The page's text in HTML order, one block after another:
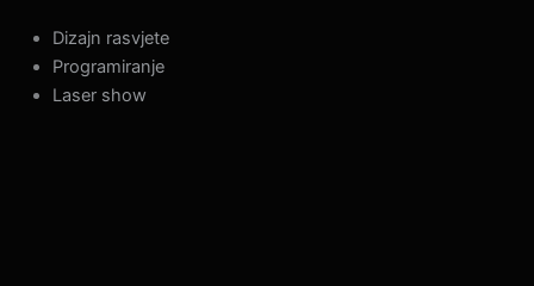
Dizajn rasvjete
Programiranje
Laser show